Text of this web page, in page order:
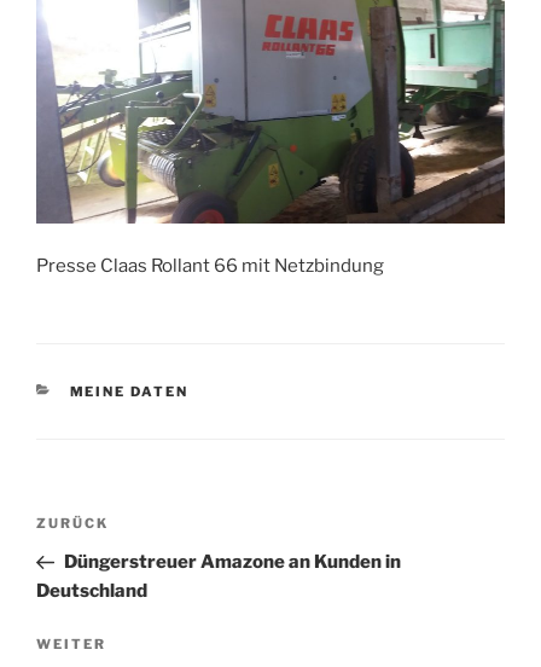
Presse Claas Rollant 66 mit Netzbindung
KATEGORIEN
MEINE DATEN
Beitragsnavigation
Vorheriger
Beitrag
ZURÜCK
Düngerstreuer Amazone an Kunden in
Deutschland
Nächster
WEITER